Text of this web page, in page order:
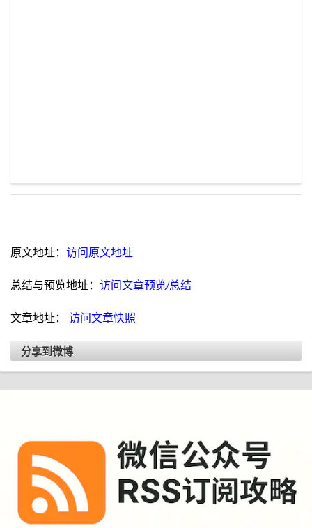
原文地址： 访问原文地址
总结与预览地址： 访问文章预览/总结
文章地址： 访问文章快照
分享到微博